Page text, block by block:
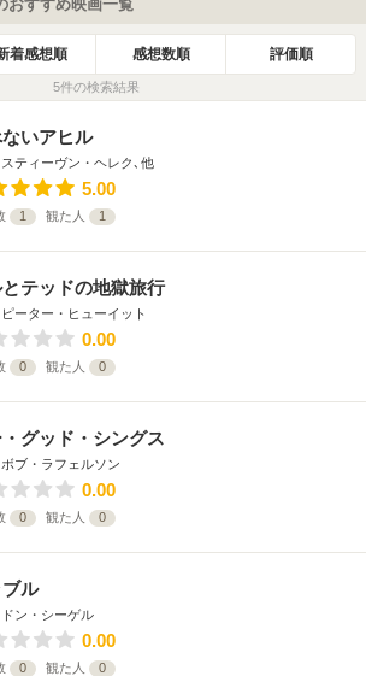
おすすめ映画一覧
着感想順 感想数順 評価順
5件の検索結果
いアヒル
スティーヴン・ヘレク､他
5.00
1 観た人 1
とテッドの地獄旅行
ピーター・ヒューイット
0.00
0 観た人 0
・グッド・シングス
ボブ・ラフェルソン
0.00
0 観た人 0
ブル
ドン・シーゲル
0.00
0 観た人 0